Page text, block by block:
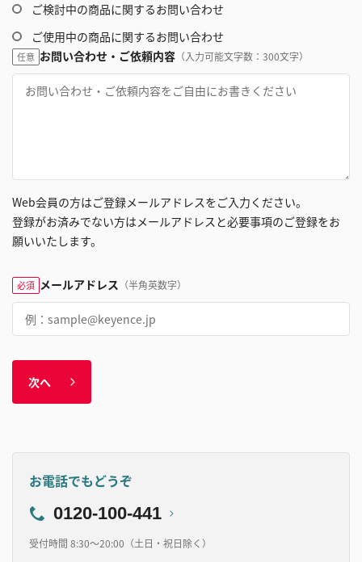
ご検討中の商品に関するお問い合わせ
ご使用中の商品に関するお問い合わせ
任意 お問い合わせ・ご依頼内容 （入力可能文字数：300文字）
Web会員の方はご登録メールアドレスをご入力ください。
登録がお済みでない方はメールアドレスと必要事項のご登録をお
願いいたします。
必須 メールアドレス （半角英数字）
次へ
お電話でもどうぞ
0120-100-441
受付時間 8:30～20:00（土日・祝日除く）